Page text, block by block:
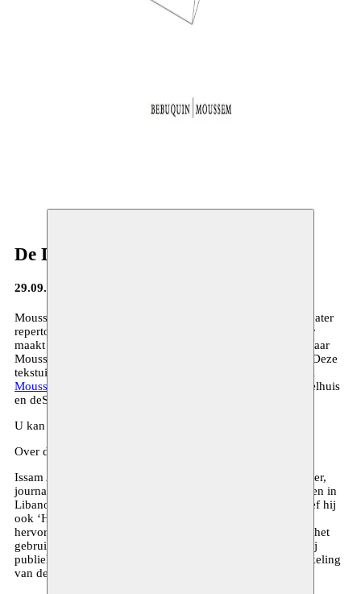
De Dictator - Issam Mahfouz
29.09.2017
Moussem werkt aan de introductie en de ontsluiting van theater
repertoire uit het Arabisch sprekend taalgebied.
De Dictator
maakt deel uit van een reeks internationale theaterteksten waar
Moussem in samenwerking met Bebuquin vorm aan geeft. Deze
tekstuitgave kwam tot stand naar aanleiding van het festival
Moussem Repertoire
, een coproductie van Moussem, Toneelhuis
en deSingel in oktober 2017.
U kan
Over de auteur:
Issam Abdel-Masih Mahfouz (1939-2006) was auteur, dichter,
journalist, vertaler, criticus en professor Dramatische Kunsten in
Libanon. Naast een waslijst boeken en theaterteksten schreef hij
ook ‘Het eerste theater-manifest’, een pleidooi voor de
hervorming van het theater in de Arabische wereld en voor het
gebruik van volkse taal. Zijn teksten kenden ruime bijval bij
publiek en critici en waren van grote invloed op de ontwikkeling
van de theaterpraktijk in de regio.